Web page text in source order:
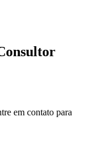
em contato para